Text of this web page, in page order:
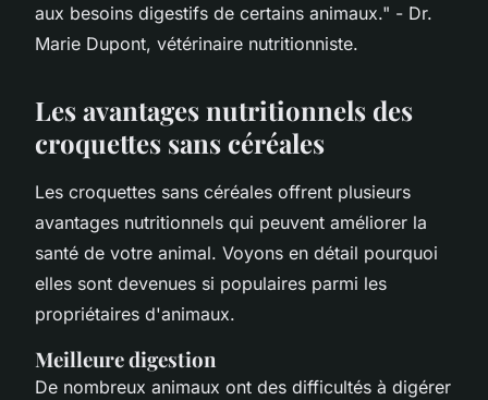
aux besoins digestifs de certains animaux." - Dr.
Marie Dupont, vétérinaire nutritionniste.
Les avantages nutritionnels des
croquettes sans céréales
Les croquettes sans céréales offrent plusieurs
avantages nutritionnels qui peuvent améliorer la
santé de votre animal. Voyons en détail pourquoi
elles sont devenues si populaires parmi les
propriétaires d'animaux.
Meilleure digestion
De nombreux animaux ont des difficultés à digérer